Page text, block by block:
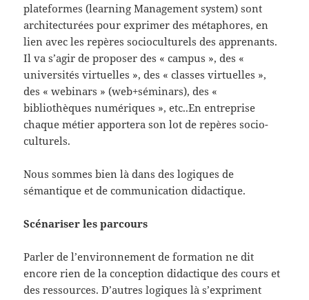
plateformes (learning Management system) sont
architecturées pour exprimer des métaphores, en
lien avec les repères socioculturels des apprenants.
Il va s’agir de proposer des « campus », des «
universités virtuelles », des « classes virtuelles »,
des « webinars » (web+séminars), des «
bibliothèques numériques », etc..En entreprise
chaque métier apportera son lot de repères socio-
culturels.
Nous sommes bien là dans des logiques de
sémantique et de communication didactique.
Scénariser les parcours
Parler de l’environnement de formation ne dit
encore rien de la conception didactique des cours et
des ressources. D’autres logiques là s’expriment